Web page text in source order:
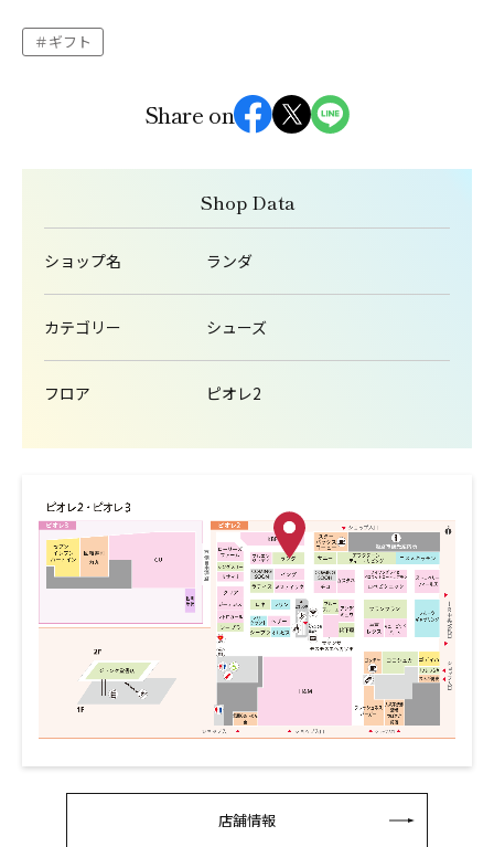
ギフト
Share on
Shop Data
ショップ名 ランダ
カテゴリー シューズ
フロア ピオレ2
店舗情報